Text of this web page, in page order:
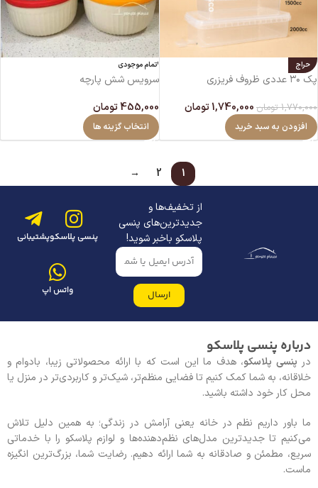
حراج
پک ۳۰ عددی ظروف فریزری
1,770,000 تومان 1,740,000تومان
افزودن به سبد خرید
اتمام موجودی
سرویس شش پارچه
455,000تومان
انتخاب گزینه ها
1
2
→
از تخفیف‌ها و
جدیدترین‌های پنسی
پلاسکو باخبر شوید!
ارسال
پنسی پلاسکوپشتیبانی
واتس اپ
درباره پنسی پلاسکو
در پنسی پلاسکو، هدف ما این است که با ارائه محصولاتی زیبا، بادوام و
خلاقانه، به شما کمک کنیم تا فضایی منظم‌تر، شیک‌تر و کاربردی‌تر در منزل یا
محل کار خود داشته باشید.
ما باور داریم نظم در خانه یعنی آرامش در زندگی؛ به همین دلیل تلاش
می‌کنیم تا جدیدترین مدل‌های نظم‌دهنده‌ها و لوازم پلاسکو را با خدماتی
سریع، مطمئن و صادقانه به شما ارائه دهیم. رضایت شما، بزرگ‌ترین انگیزه
ماست.